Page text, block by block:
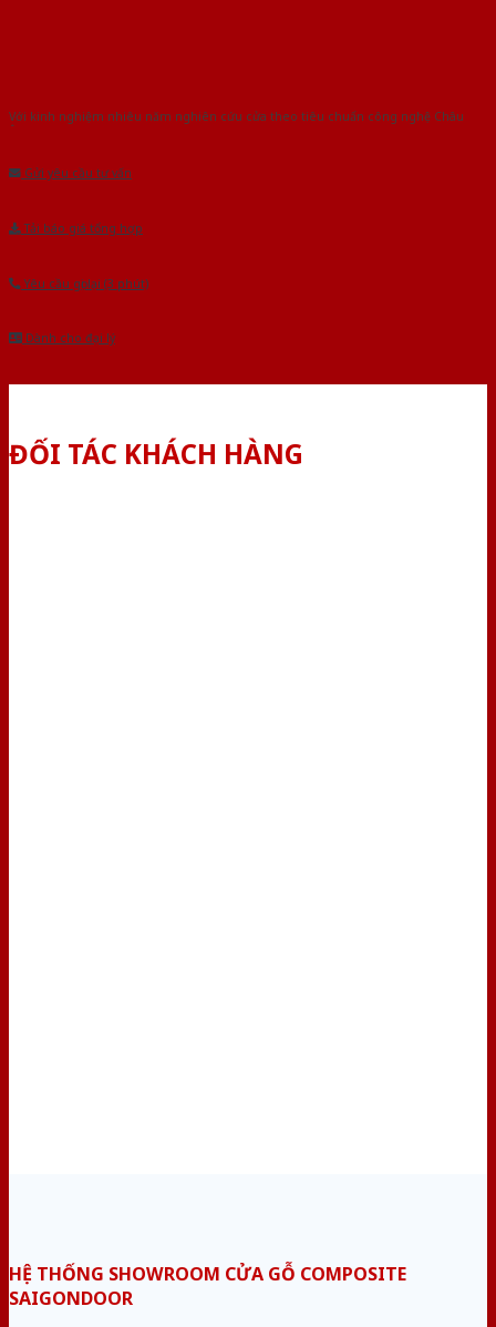
Với kinh nghiệm nhiêu năm nghiên cứu cửa theo tiêu chuẩn công nghệ Châu
Gửi yêu cầu tư vấn
Tải báo giá tổng hợp
Yêu cầu gọi lại (3 phút)
Dành cho đại lý
ĐỐI TÁC KHÁCH HÀNG
HỆ THỐNG SHOWROOM CỬA GỖ COMPOSITE
SAIGONDOOR